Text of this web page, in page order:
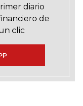
diario
de
clic